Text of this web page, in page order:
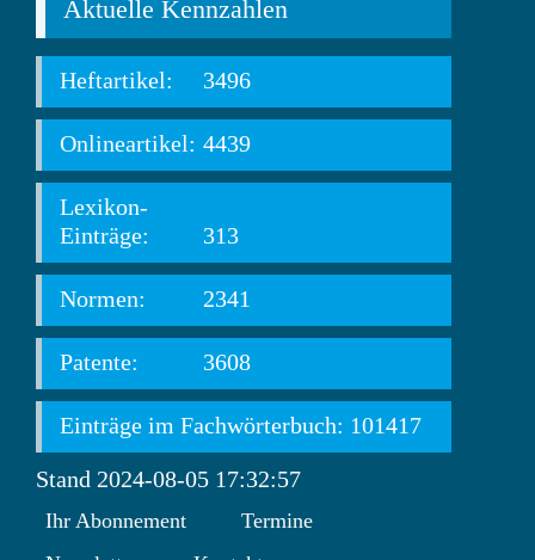
Aktuelle Kennzahlen
Heftartikel: 3496
Onlineartikel: 4439
Lexikon-
Einträge:
313
Normen: 2341
Patente: 3608
Einträge im Fachwörterbuch: 101417
Stand 2024-08-05 17:32:57
Ihr Abonnement
Termine